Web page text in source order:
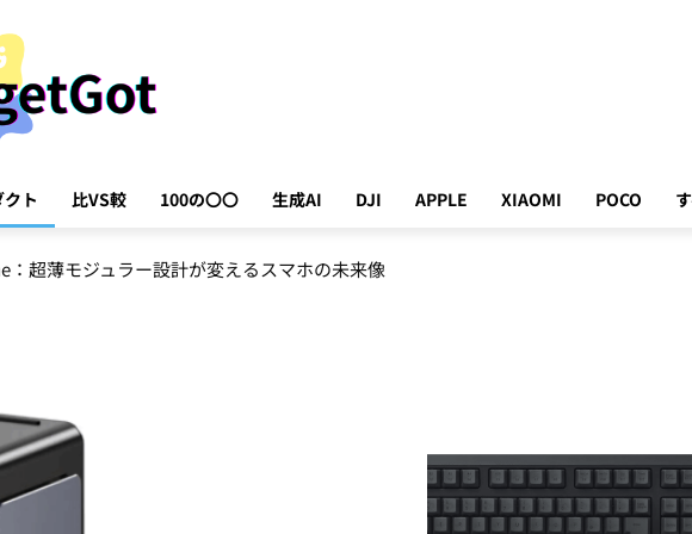
ト 比VS較 100の〇〇 生成AI DJI APPLE XIAOMI POCO
超薄モジュラー設計が変えるスマホの未来像
ージェント機能が劇的に進化した次世代AI